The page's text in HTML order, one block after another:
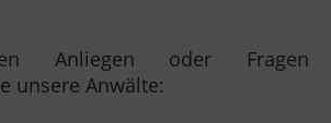
Anliegen oder Fragen
unsere Anwälte: